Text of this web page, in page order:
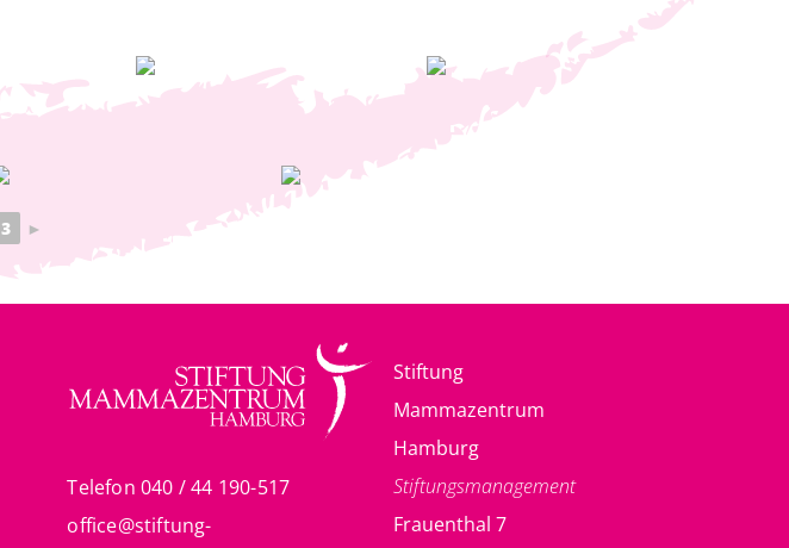
3 ►
Telefon 040 / 44 190-517
office@stiftung-
Stiftung
Mammazentrum
Hamburg
Stiftungsmanagement
Frauenthal 7